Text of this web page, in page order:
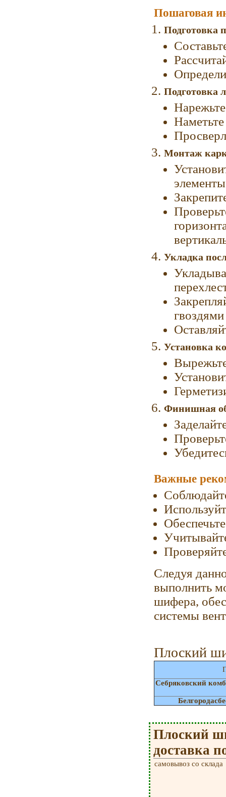
Пошаговая
Подготовка
Подготовка
Монтаж
элементы
Укладка
гвоздями
Установка
Финишная
Важные
Следуя
выполнить
шифера,
системы
Плоский
Себряковский
Плоский
доставка
самовывоз со склада